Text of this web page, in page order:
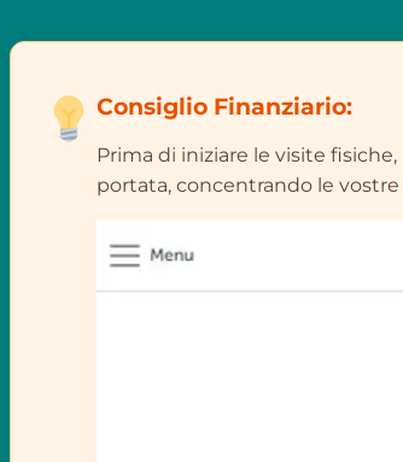
Consiglio Finanziario:
Prima di iniziare le visite
portata, concentrando le